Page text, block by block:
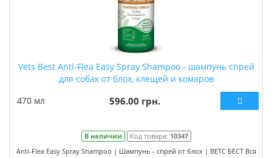
Vets Best Anti-Flea Easy Spray Shampoo - шампунь спрей
для собак от блох, клещей и комаров
470 мл
596.00 грн.
В наличии Код товара: 10347
Anti-Flea Easy Spray Shampoo | Шампунь - спрей от блох | ВЕТС БЕСТ Вся